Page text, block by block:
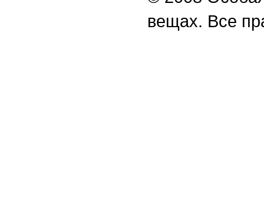
вещах. Все